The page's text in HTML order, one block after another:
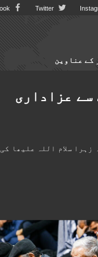
کے عناوین
عزاداری
سلام اللہ علیھا کی